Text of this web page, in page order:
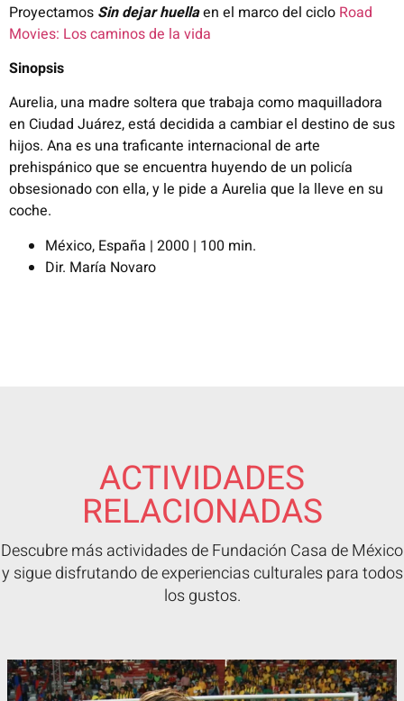
Proyectamos Sin dejar huella​en el marco del ciclo Road
Movies: Los caminos de la vida
Sinopsis
Aurelia, una madre soltera que trabaja como maquilladora
en Ciudad Juárez, está decidida a cambiar el destino de sus
hijos. Ana es una traficante internacional de arte
prehispánico que se encuentra huyendo de un policía
obsesionado con ella, y le pide a Aurelia que la lleve en su
coche.
México, España | 2000 | 100 min.
Dir. María Novaro
ACTIVIDADES
RELACIONADAS
Descubre más actividades de Fundación Casa de México
y sigue disfrutando de experiencias culturales para todos
los gustos.